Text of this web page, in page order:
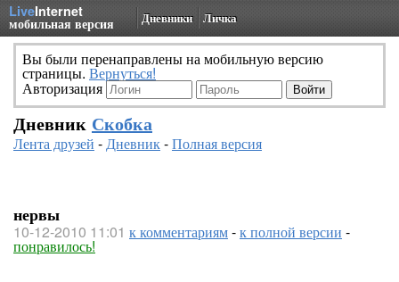
LiveInternet
мобильная версия Дневники Личка
Вы были перенаправлены на мобильную версию
страницы. Вернуться!
Авторизация
Дневник Скобка
Лента друзей -Дневник-Полная версия
нервы
10-12-2010 11:01 к комментариям-к полной версии -
понравилось!